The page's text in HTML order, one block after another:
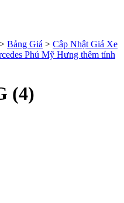
> Bảng Giá > Cập Nhật Giá Xe
Phú Mỹ Hưng thêm tính
(4)